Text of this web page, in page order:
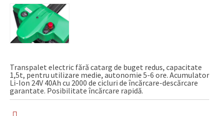
Transpalet electric fără catarg de buget redus, capacitate
1,5t, pentru utilizare medie, autonomie 5-6 ore. Acumulator
Li-Ion 24V 40Ah cu 2000 de cicluri de încărcare-descărcare
garantate. Posibilitate încărcare rapidă.